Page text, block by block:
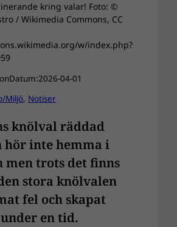
kring valar! Foto: ©
/ Wikimedia Commons, CC
w/index.php?
Datum:2026-04-01
Miljö, Notiser
knölval räddad
hör inte hemma i
men trots det finns
stora knölvalen
fel och skapat
en tid.